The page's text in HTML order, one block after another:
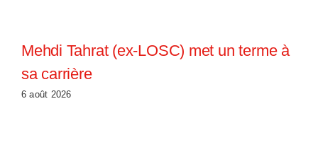
Mehdi Tahrat (ex-LOSC) met un terme à
sa carrière
6 août 2026